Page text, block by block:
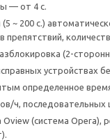
— от 4 с.
~ 200 с.)
препятствий,
(2-
устройствах
определенное
ч, последовательных
(система Opera),